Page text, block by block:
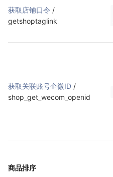
获取店铺口令 /
getshoptaglink
获取关联账号企微ID /
shop_get_wecom_openid
商品排序